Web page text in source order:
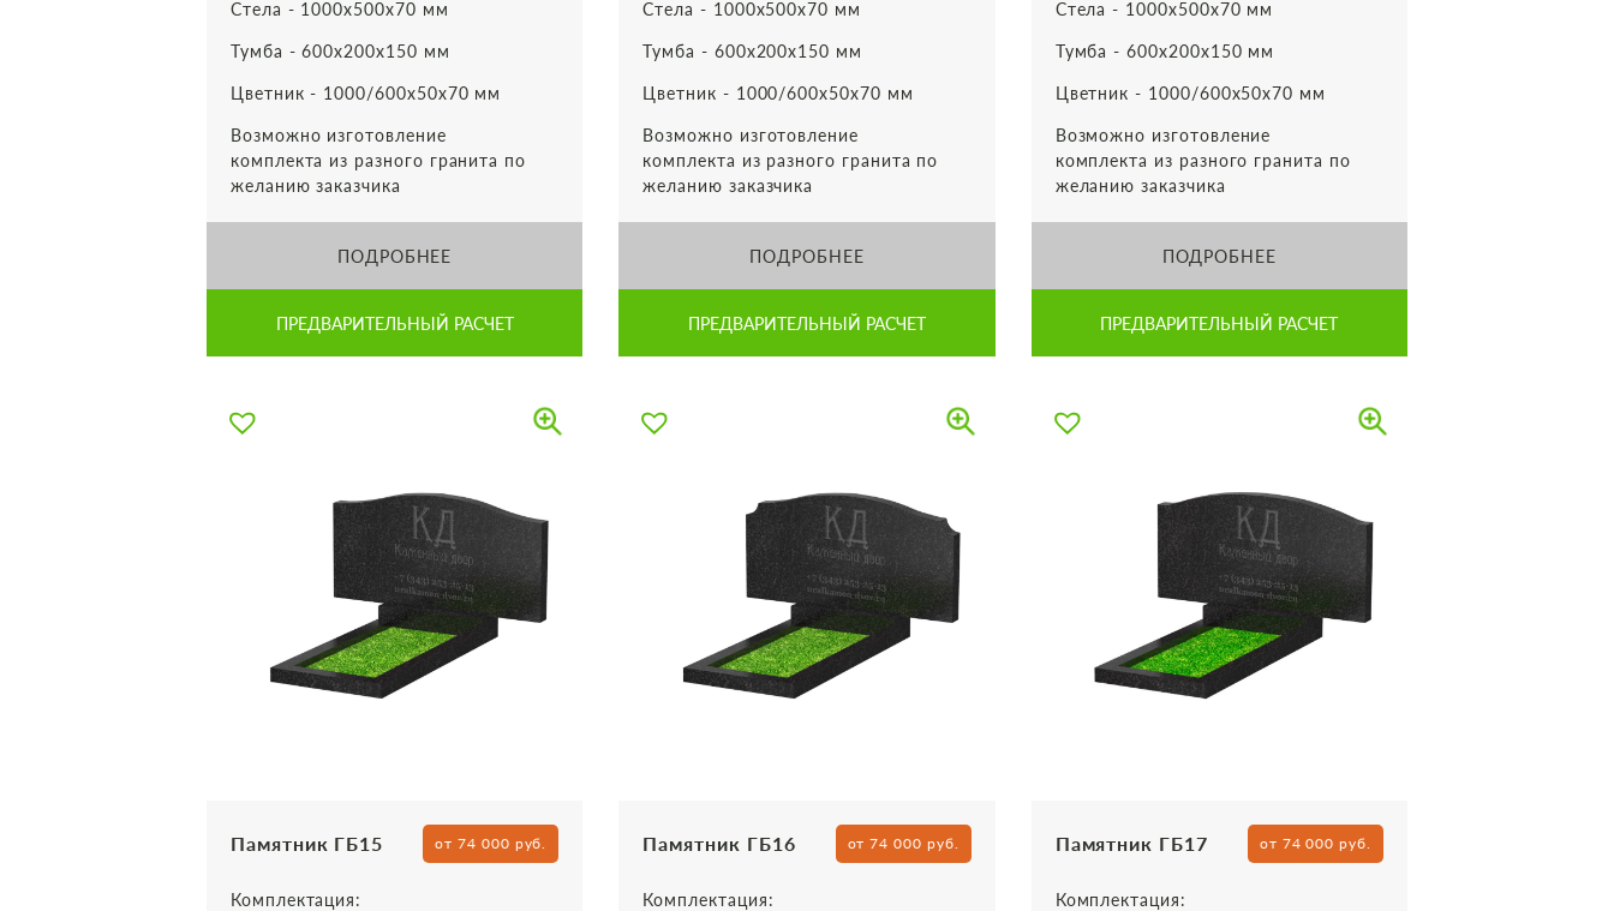
Стела - 1000х500х70 мм
Тумба - 600х200х150 мм
Цветник - 1000/600х50х70 мм
Возможно изготовление
комплекта из разного гранита по
желанию заказчика
ПОДРОБНЕЕ
ПРЕДВАРИТЕЛЬНЫЙ РАСЧЕТ
Стела - 1000х500х70 мм
Тумба - 600х200х150 мм
Цветник - 1000/600х50х70 мм
Возможно изготовление
комплекта из разного гранита по
желанию заказчика
ПОДРОБНЕЕ
ПРЕДВАРИТЕЛЬНЫЙ РАСЧЕТ
Стела - 1000х500х70 мм
Тумба - 600х200х150 мм
Цветник - 1000/600х50х70 мм
Возможно изготовление
комплекта из разного гранита по
желанию заказчика
ПОДРОБНЕЕ
ПРЕДВАРИТЕЛЬНЫЙ РАСЧЕТ
Памятник ГБ15 от 74 000 руб.
Комплектация:
Памятник ГБ16 от 74 000 руб.
Комплектация:
Памятник ГБ17 от 74 000 руб.
Комплектация: